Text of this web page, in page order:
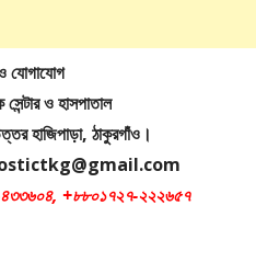
যোগাযোগ
সেন্টার ও হাসপাতাল
হাজিপাড়া, ঠাকুরগাঁও।
+৮৮০১৭২৭-২২২৬৫৭